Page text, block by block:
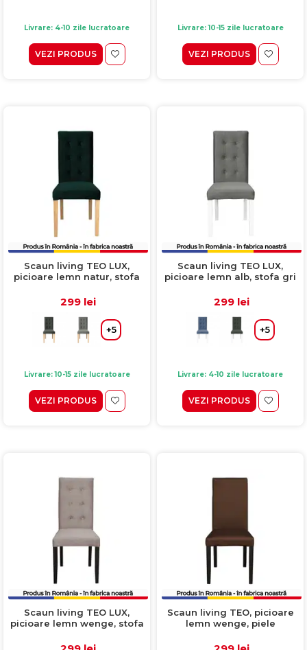
Livrare: 4-10 zile lucratoare
VEZI PRODUS
Livrare: 10-15 zile lucratoare
VEZI PRODUS
Scaun living TEO LUX,
picioare lemn natur, stofa
cm
299 lei
+5
Livrare: 10-15 zile lucratoare
VEZI PRODUS
Scaun living TEO LUX,
picioare lemn alb, stofa gri
299 lei
+5
Livrare: 4-10 zile lucratoare
VEZI PRODUS
Scaun living TEO LUX,
picioare lemn wenge, stofa
Scaun living TEO, picioare
lemn wenge, piele
46x60x98 cm